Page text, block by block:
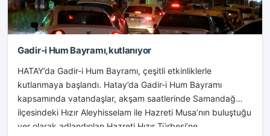
Gadir-i Hum Bayramı,kutlanıyor
HATAY’da Gadir-i Hum Bayramı, çeşitli etkinliklerle
kutlanmaya başlandı. Hatay’da Gadir-i Hum Bayramı
kapsamında vatandaşlar, akşam saatlerinde Samandağ
ilçesindeki Hızır Aleyhisselam ile Hazreti Musa’nın buluştuğu
yer olarak adlandırılan Hazreti Hızır Türbesi’ne...